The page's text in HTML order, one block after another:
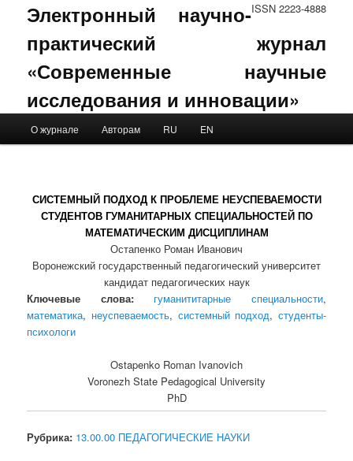
ISSN 2223-4888
Электронный научно-
практический журнал
«Современные научные
исследования и инновации»
Skip to primary content
Skip to secondary content
О журнале Авторам RU EN
СИСТЕМНЫЙ ПОДХОД К ПРОБЛЕМЕ НЕУСПЕВАЕМОСТИ
СТУДЕНТОВ ГУМАНИТАРНЫХ СПЕЦИАЛЬНОСТЕЙ ПО
МАТЕМАТИЧЕСКИМ ДИСЦИПЛИНАМ
Остапенко Роман Иванович
Воронежский государственный педагогический университет
кандидат педагогических наук
Ключевые слова:
гуманититарные специальности,
математика, неуспеваемость, системный подход, студенты-
психологи
Ostapenko Roman Ivanovich
Voronezh State Pedagogical University
PhD
Рубрика: 13.00.00 ПЕДАГОГИЧЕСКИЕ НАУКИ